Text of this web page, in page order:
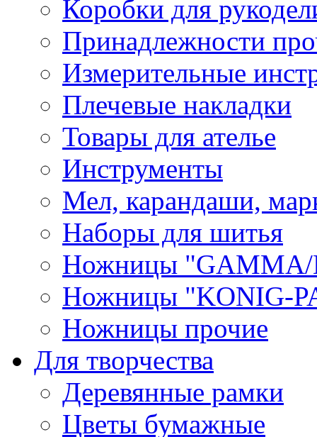
Коробки для
Принадлежности
Измерительные
Плечевые накладки
Товары для ателье
Инструменты
Мел, карандаши,
Наборы для шитья
Ножницы "GAMMA/
Ножницы "KONIG-
Ножницы прочие
Для творчества
Деревянные рамки
Цветы бумажные